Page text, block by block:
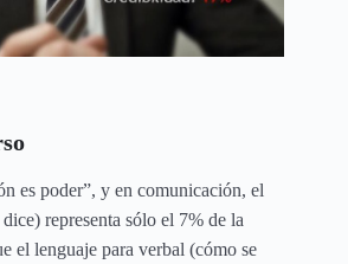
es poder”, y en comunicación, el
representa sólo el 7% de la
el lenguaje para verbal (cómo se